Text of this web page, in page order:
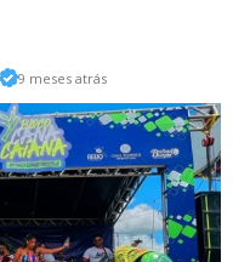
9 meses atrás